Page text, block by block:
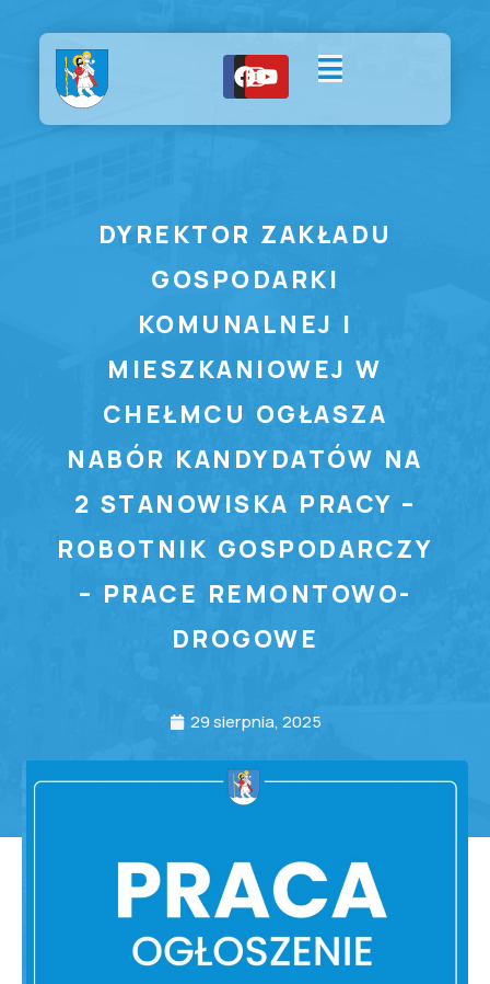
DYREKTOR ZAKŁADU
GOSPODARKI
KOMUNALNEJ I
MIESZKANIOWEJ W
CHEŁMCU OGŁASZA
NABÓR KANDYDATÓW NA
2 STANOWISKA PRACY –
ROBOTNIK GOSPODARCZY
– PRACE REMONTOWO-
DROGOWE
29 sierpnia, 2025